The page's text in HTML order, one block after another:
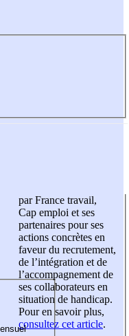
par France travail,
Cap emploi et ses
partenaires pour ses
actions concrètes en
faveur du recrutement,
de l’intégration et de
l’accompagnement de
ses collaborateurs en
situation de handicap.
Pour en savoir plus,
consultez cet article.